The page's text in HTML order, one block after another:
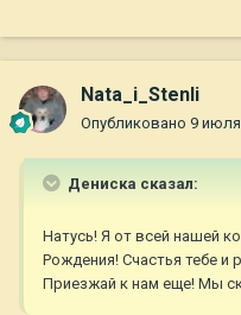
Nata_i_Stenli
Опубликовано 9
Дениска сказал:
Натусь! Я от всей нашей
Рождения! Счастья тебе и
Приезжай к нам еще! Мы